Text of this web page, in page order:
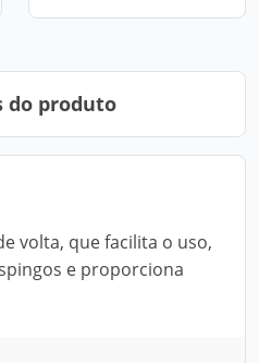
do produto
volta, que facilita o uso,
e proporciona